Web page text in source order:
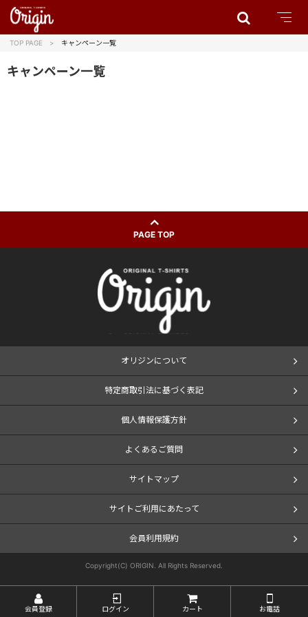
TOP PAGE キャンペーン一覧
キャンペーン一覧
PAGE TOP
会員登録 ログイン カート お電話
オリジンについて
特定商取引法に基づく表記
個人情報保護方針
よくあるご質問
サイトマップ
サイトご利用にあたって
会員利用規約
Copyright(C) ORIGIN. All Rights Reserved.